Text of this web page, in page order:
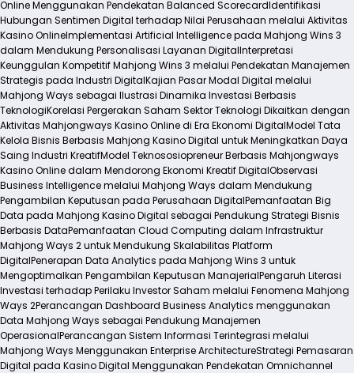
Online Menggunakan Pendekatan Balanced ScorecardIdentifikasi
Hubungan Sentimen Digital terhadap Nilai Perusahaan melalui Aktivitas
Kasino OnlineImplementasi Artificial Intelligence pada Mahjong Wins 3
dalam Mendukung Personalisasi Layanan DigitalInterpretasi
Keunggulan Kompetitif Mahjong Wins 3 melalui Pendekatan Manajemen
Strategis pada Industri DigitalKajian Pasar Modal Digital melalui
Mahjong Ways sebagai Ilustrasi Dinamika Investasi Berbasis
TeknologiKorelasi Pergerakan Saham Sektor Teknologi Dikaitkan dengan
Aktivitas Mahjongways Kasino Online di Era Ekonomi DigitalModel Tata
Kelola Bisnis Berbasis Mahjong Kasino Digital untuk Meningkatkan Daya
Saing Industri KreatifModel Teknososiopreneur Berbasis Mahjongways
Kasino Online dalam Mendorong Ekonomi Kreatif DigitalObservasi
Business Intelligence melalui Mahjong Ways dalam Mendukung
Pengambilan Keputusan pada Perusahaan DigitalPemanfaatan Big
Data pada Mahjong Kasino Digital sebagai Pendukung Strategi Bisnis
Berbasis DataPemanfaatan Cloud Computing dalam Infrastruktur
Mahjong Ways 2 untuk Mendukung Skalabilitas Platform
DigitalPenerapan Data Analytics pada Mahjong Wins 3 untuk
Mengoptimalkan Pengambilan Keputusan ManajerialPengaruh Literasi
Investasi terhadap Perilaku Investor Saham melalui Fenomena Mahjong
Ways 2Perancangan Dashboard Business Analytics menggunakan
Data Mahjong Ways sebagai Pendukung Manajemen
OperasionalPerancangan Sistem Informasi Terintegrasi melalui
Mahjong Ways Menggunakan Enterprise ArchitectureStrategi Pemasaran
Digital pada Kasino Digital Menggunakan Pendekatan Omnichannel